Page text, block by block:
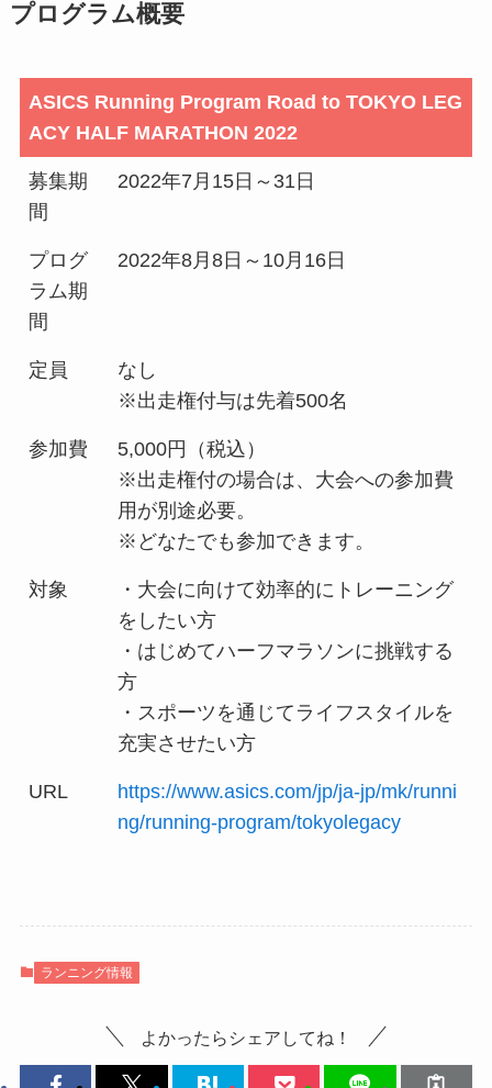
プログラム概要
ASICS Running Program Road to TOKYO LEG
ACY HALF MARATHON 2022
募集期
間
2022年7月15日～31日
プログ
ラム期
間
2022年8月8日～10月16日
定員
なし
※出走権付与は先着500名
参加費
5,000円（税込）
※出走権付の場合は、大会への参加費
用が別途必要。
※どなたでも参加できます。
対象
・大会に向けて効率的にトレーニング
をしたい方
・はじめてハーフマラソンに挑戦する
方
・スポーツを通じてライフスタイルを
充実させたい方
URL
https://www.asics.com/jp/ja-jp/mk/runni
ng/running-program/tokyolegacy
ランニング情報
よかったらシェアしてね！